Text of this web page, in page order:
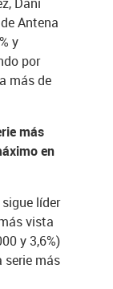
Antena
y
por
más de
más
en
líder
vista
y 3,6%)
más